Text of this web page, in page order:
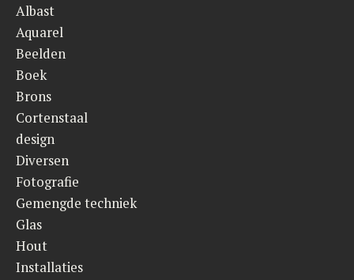
Albast
Aquarel
Beelden
Boek
Brons
Cortenstaal
design
Diversen
Fotografie
Gemengde techniek
Glas
Hout
Installaties